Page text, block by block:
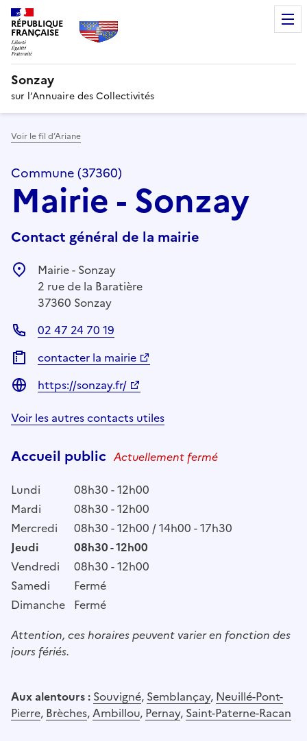
RÉPUBLIQUE
FRANÇAISE
Sonzay
sur l’Annuaire des Collectivités
Voir le fil d’Ariane
Commune (37360)
Mairie - Sonzay
Contact général de la mairie
Mairie - Sonzay
2 rue de la Baratière
37360 Sonzay
02 47 24 70 19
contacter la mairie
https://sonzay.fr/
Voir les autres contacts utiles
Accueil public Actuellement fermé
Lundi
08h30 - 12h00
Mardi
08h30 - 12h00
Mercredi
08h30 - 12h00 / 14h00 - 17h30
Jeudi
08h30 - 12h00
Vendredi
08h30 - 12h00
Samedi
Fermé
Dimanche Fermé
Attention, ces horaires peuvent varier en fonction des
jours fériés.
Aux alentours : Souvigné, Semblançay, Neuillé-Pont-
Pierre, Brèches,Ambillou, Pernay, Saint-Paterne-Racan